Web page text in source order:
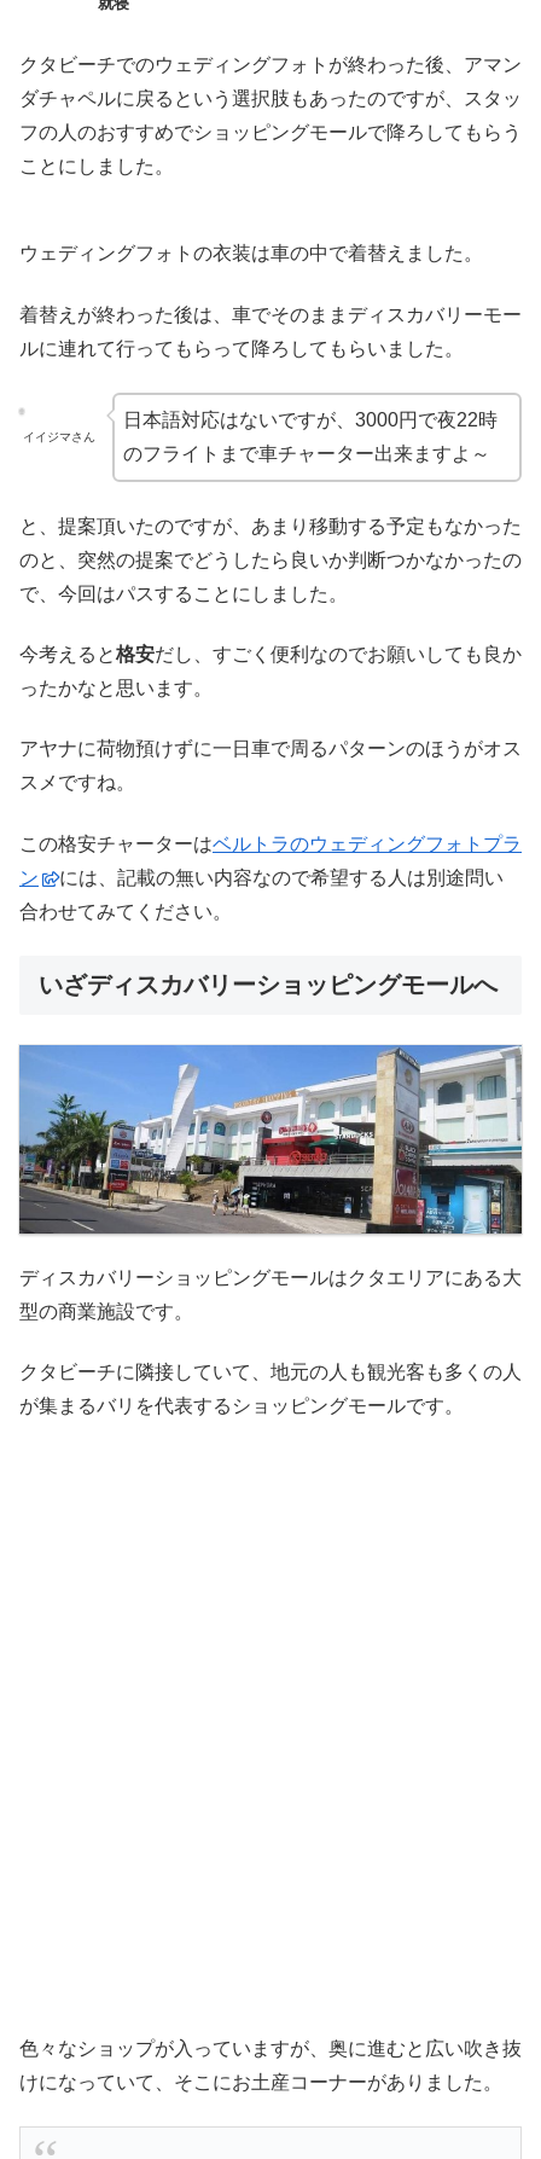
クタビーチでのウェディングフォトが終わった後、アマン
ダチャペルに戻るという選択肢もあったのですが、スタッ
フの人のおすすめでショッピングモールで降ろしてもらう
ことにしました。
ウェディングフォトの衣装は車の中で着替えました。
着替えが終わった後は、車でそのままディスカバリーモー
ルに連れて行ってもらって降ろしてもらいました。
イイジマさん
日本語対応はないですが、3000円で夜22時
のフライトまで車チャーター出来ますよ～
と、提案頂いたのですが、あまり移動する予定もなかった
のと、突然の提案でどうしたら良いか判断つかなかったの
で、今回はパスすることにしました。
今考えると格安だし、すごく便利なのでお願いしても良か
ったかなと思います。
アヤナに荷物預けずに一日車で周るパターンのほうがオス
スメですね。
この格安チャーターはベルトラのウェディングフォトプラ
ン
には、記載の無い内容なので希望する人は別途問い
合わせてみてください。
いざディスカバリーショッピングモールへ
ディスカバリーショッピングモールはクタエリアにある大
型の商業施設です。
クタビーチに隣接していて、地元の人も観光客も多くの人
が集まるバリを代表するショッピングモールです。
色々なショップが入っていますが、奥に進むと広い吹き抜
けになっていて、そこにお土産コーナーがありました。